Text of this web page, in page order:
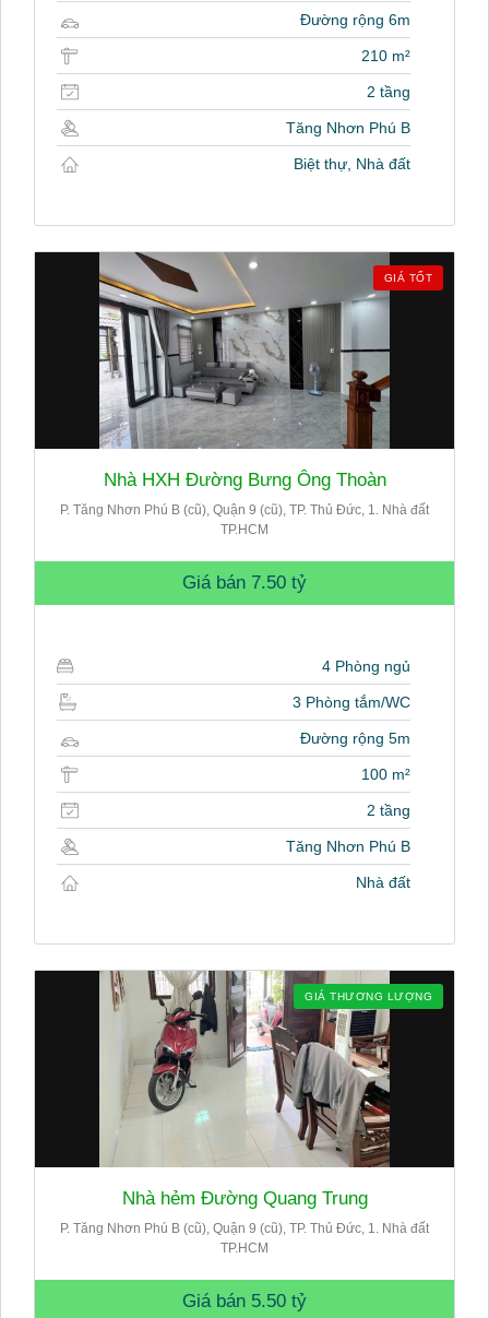
Đường rộng 6m
210 m²
2 tầng
Tăng Nhơn Phú B
Biệt thự, Nhà đất
GIÁ TỐT
Nhà HXH Đường Bưng Ông Thoàn
P. Tăng Nhơn Phú B (cũ), Quận 9 (cũ), TP. Thủ Đức, 1. Nhà đất
TP.HCM
Giá bán 7.50 tỷ
4 Phòng ngủ
3 Phòng tắm/WC
Đường rộng 5m
100 m²
2 tầng
Tăng Nhơn Phú B
Nhà đất
GIÁ THƯƠNG LƯỢNG
Nhà hẻm Đường Quang Trung
P. Tăng Nhơn Phú B (cũ), Quận 9 (cũ), TP. Thủ Đức, 1. Nhà đất
TP.HCM
Giá bán 5.50 tỷ